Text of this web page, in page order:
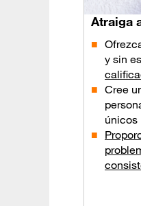
Atraiga
y sin
Cree
únicos